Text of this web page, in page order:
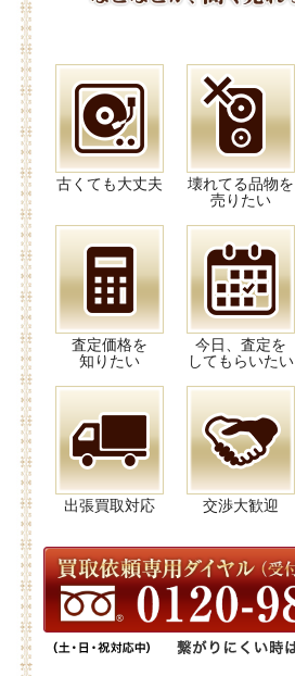
古くても大丈夫
壊れてる品物を
売りたい
査定価格を
知りたい
今日、査定を
してもらいたい
出張買取対応 交渉大歓迎